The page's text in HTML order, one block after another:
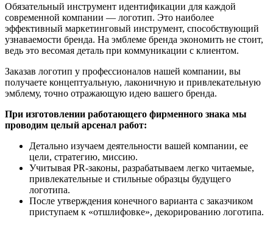
Обязательный инструмент идентификации для каждой
современной компании — логотип. Это наиболее
эффективный маркетинговый инструмент, способствующий
узнаваемости бренда. На эмблеме бренда экономить не стоит,
ведь это весомая деталь при коммуникации с клиентом.
Заказав логотип у профессионалов нашей компании, вы
получаете концептуальную, лаконичную и привлекательную
эмблему, точно отражающую идею вашего бренда.
При изготовлении работающего фирменного знака мы
проводим целый арсенал работ:
Детально изучаем деятельности вашей компании, ее
цели, стратегию, миссию.
Учитывая PR-законы, разрабатываем легко читаемые,
привлекательные и стильные образцы будущего
логотипа.
После утверждения конечного варианта с заказчиком
приступаем к «отшлифовке», декорированию логотипа.